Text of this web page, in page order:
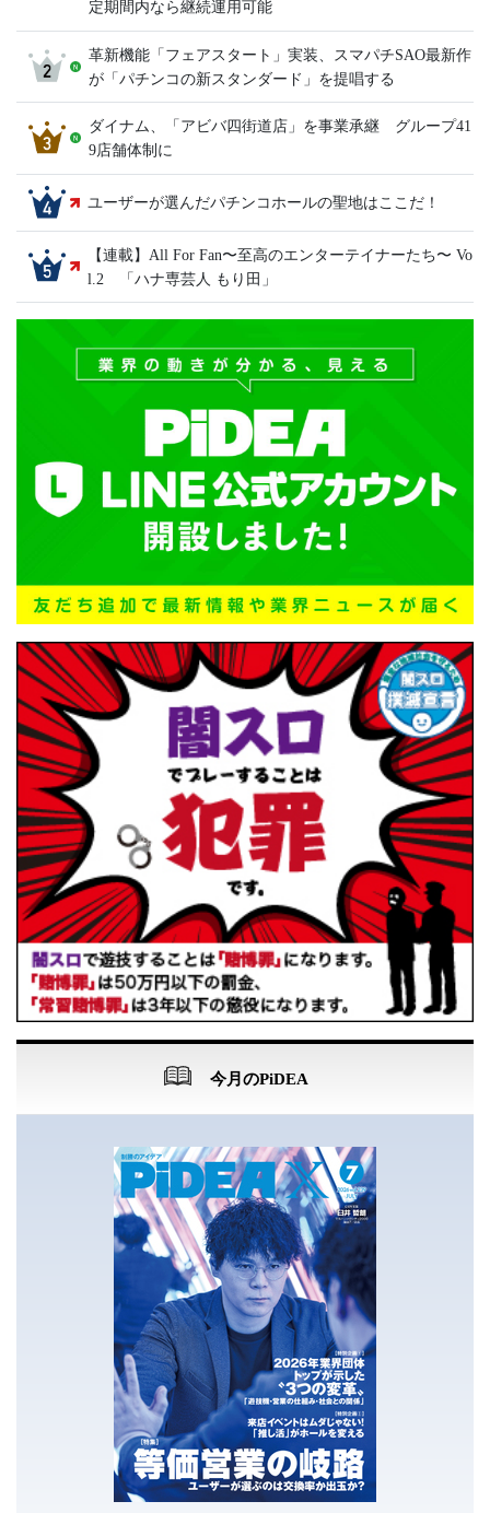
定期間内なら継続運用可能
革新機能「フェアスタート」実装、スマパチSAO最新作
が「パチンコの新スタンダード」を提唱する
ダイナム、「アビバ四街道店」を事業承継 グループ41
9店舗体制に
ユーザーが選んだパチンコホールの聖地はここだ！
【連載】All For Fan〜至高のエンターテイナーたち〜 Vo
l.2 「ハナ専芸人 もり田」
今月のPiDEA